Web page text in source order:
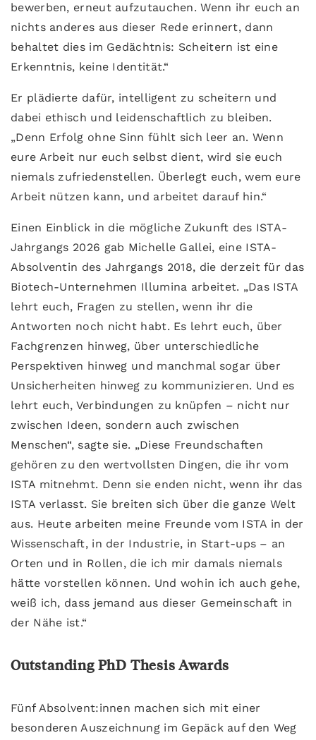
bewerben, erneut aufzutauchen. Wenn ihr euch an
nichts anderes aus dieser Rede erinnert, dann
behaltet dies im Gedächtnis: Scheitern ist eine
Erkenntnis, keine Identität.“
Er plädierte dafür, intelligent zu scheitern und
dabei ethisch und leidenschaftlich zu bleiben.
„Denn Erfolg ohne Sinn fühlt sich leer an. Wenn
eure Arbeit nur euch selbst dient, wird sie euch
niemals zufriedenstellen. Überlegt euch, wem eure
Arbeit nützen kann, und arbeitet darauf hin.“
Einen Einblick in die mögliche Zukunft des ISTA-
Jahrgangs 2026 gab Michelle Gallei, eine ISTA-
Absolventin des Jahrgangs 2018, die derzeit für das
Biotech-Unternehmen Illumina arbeitet. „Das ISTA
lehrt euch, Fragen zu stellen, wenn ihr die
Antworten noch nicht habt. Es lehrt euch, über
Fachgrenzen hinweg, über unterschiedliche
Perspektiven hinweg und manchmal sogar über
Unsicherheiten hinweg zu kommunizieren. Und es
lehrt euch, Verbindungen zu knüpfen – nicht nur
zwischen Ideen, sondern auch zwischen
Menschen“, sagte sie. „Diese Freundschaften
gehören zu den wertvollsten Dingen, die ihr vom
ISTA mitnehmt. Denn sie enden nicht, wenn ihr das
ISTA verlasst. Sie breiten sich über die ganze Welt
aus. Heute arbeiten meine Freunde vom ISTA in der
Wissenschaft, in der Industrie, in Start-ups – an
Orten und in Rollen, die ich mir damals niemals
hätte vorstellen können. Und wohin ich auch gehe,
weiß ich, dass jemand aus dieser Gemeinschaft in
der Nähe ist.“
Outstanding PhD Thesis Awards
Fünf Absolvent:innen machen sich mit einer
besonderen Auszeichnung im Gepäck auf den Weg